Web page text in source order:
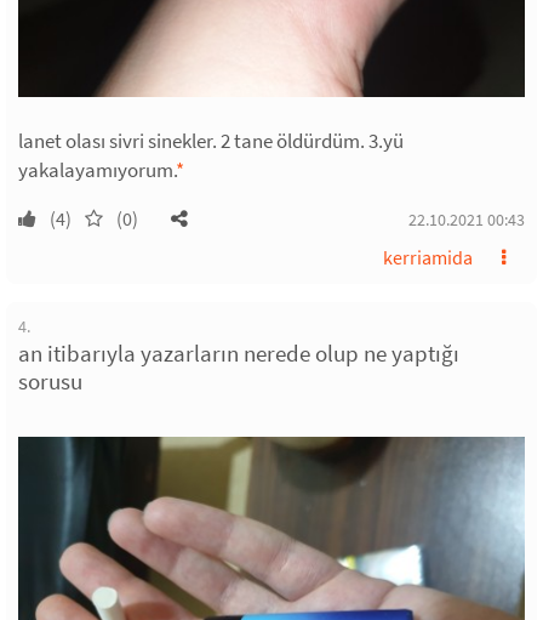
lanet olası sivri sinekler. 2 tane öldürdüm. 3.yü
yakalayamıyorum.*
(4) (0) 22.10.2021 00:43
kerriamida
4.
an itibarıyla yazarların nerede olup ne yaptığı
sorusu